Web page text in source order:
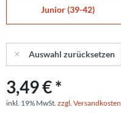
Junior (39-42)
Auswahl zurücksetzen
3,49 € *
inkl. 19% MwSt. zzgl. Versandkosten